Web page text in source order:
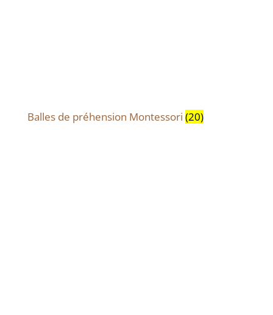
Balles de préhension Montessori (20)